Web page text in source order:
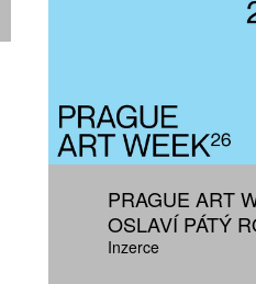
PRAGUE ART
OSLAVÍ PÁTÝ
Inzerce